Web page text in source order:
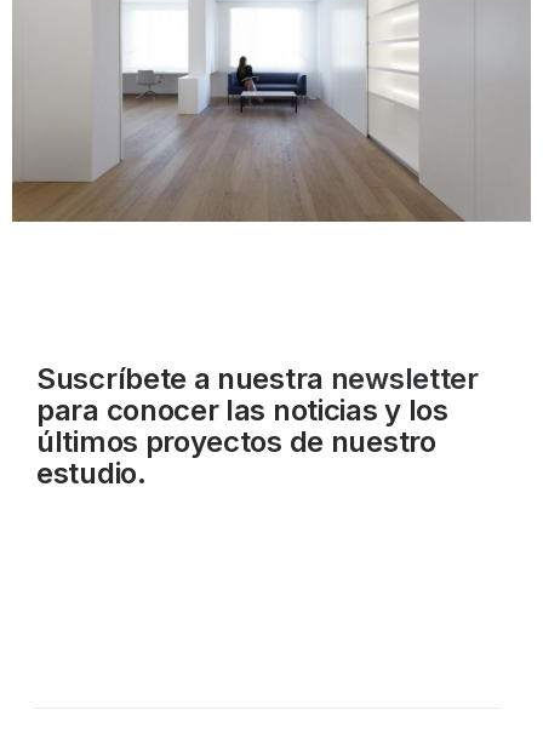
Suscríbete a nuestra newsletter
para conocer las noticias y los
últimos proyectos de nuestro
estudio.